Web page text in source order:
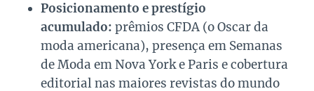
Posicionamento e prestígio
acumulado: prêmios CFDA (o Oscar da
moda americana), presença em Semanas
de Moda em Nova York e Paris e cobertura
editorial nas maiores revistas do mundo